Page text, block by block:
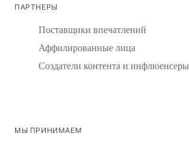
ПАРТНЕРЫ
Поставщики впечатлений
Аффилированные лица
Создатели контента и инфлюенсеры
МЫ ПРИНИМАЕМ